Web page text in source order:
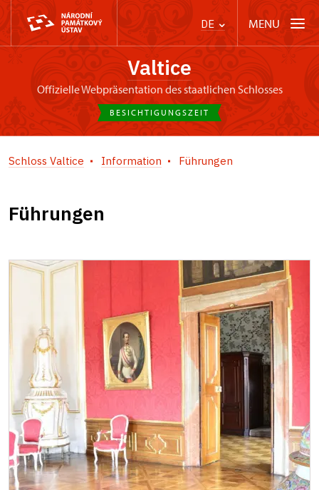
DE MENU
Valtice
offizielle Webpräsentation des staatlichen Schlosses
BESICHTIGUNGSZEIT
Schloss Valtice Information Führungen
Führungen